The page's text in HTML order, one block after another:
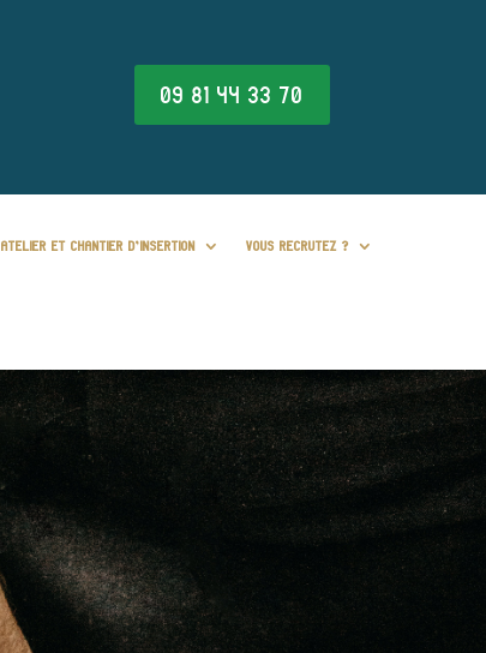
09 81 44 33 70
ATELIER ET CHANTIER D’INSERTION VOUS RECRUTEZ ?